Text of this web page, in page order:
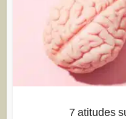
7 atitudes